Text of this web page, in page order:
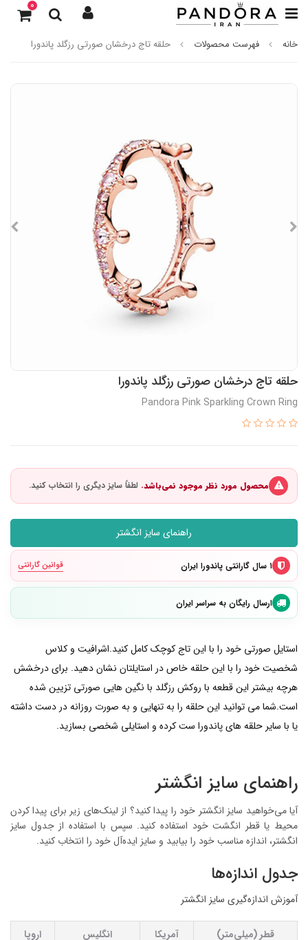
0
خانه فهرست محصولات حلقه تاج درخشان صورتی رزگلد پاندورا
حلقه تاج درخشان صورتی رزگلد پاندورا
Pandora Pink Sparkling Crown Ring
محصول مورد نظر موجود نمی‌باشد.
راهنمای سایز انگشتر
۱ سال گارانتی پاندورا ایران قوانین گارانتی
ارسال رایگان به سراسر ایران
استایل صورتی خود را با این تاج کوچک کامل کنید.اشرافیت و کلاس
شخصیت خود را با این حلقه خاص در استایلتان نشان دهید. برای درخشش
هرچه بیشتر این قطعه با روکش رزگلد با نگین هایی صورتی تزیین شده
است.شما می توانید این حلقه را به تنهایی و به صورت روزانه در دست داشته
یا با سایر حلقه های پاندورا ست کرده و استایلی شخصی بسازید.
راهنمای سایز انگشتر
آیا می‌خواهید سایز انگشتر خود را پیدا کنید؟ از لینک‌های زیر برای پیدا کردن
محیط یا قطر انگشت خود استفاده کنید. سپس با استفاده از جدول سایز
انگشتر، اندازه مناسب خود را بیابید و سایز ایده‌آل خود را انتخاب کنید.
جدول اندازه‌ها
آموزش اندازه‌گیری سایز انگشتر
قطر (میلی‌متر) آمریکا انگلیس
اروپا